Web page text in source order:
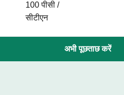
100 पीसी /
सीटीएन
अभी पूछताछ करें